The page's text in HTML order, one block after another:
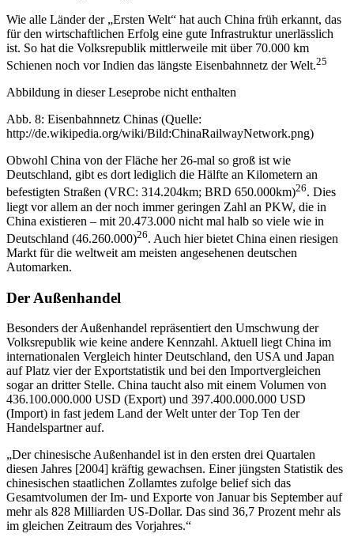
Wie alle Länder der „Ersten Welt“ hat auch China früh erkannt, das
für den wirtschaftlichen Erfolg eine gute Infrastruktur unerlässlich
ist. So hat die Volksrepublik mittlerweile mit über 70.000 km
Schienen noch vor Indien das längste Eisenbahnnetz der Welt.25
Abbildung in dieser Leseprobe nicht enthalten
Abb. 8: Eisenbahnnetz Chinas (Quelle:
http://de.wikipedia.org/wiki/Bild:ChinaRailwayNetwork.png)
Obwohl China von der Fläche her 26-mal so groß ist wie
Deutschland, gibt es dort lediglich die Hälfte an Kilometern an
befestigten Straßen (VRC: 314.204km; BRD 650.000km)26. Dies
liegt vor allem an der noch immer geringen Zahl an PKW, die in
China existieren – mit 20.473.000 nicht mal halb so viele wie in
Deutschland (46.260.000)26. Auch hier bietet China einen riesigen
Markt für die weltweit am meisten angesehenen deutschen
Automarken.
Der Außenhandel
Besonders der Außenhandel repräsentiert den Umschwung der
Volksrepublik wie keine andere Kennzahl. Aktuell liegt China im
internationalen Vergleich hinter Deutschland, den USA und Japan
auf Platz vier der Exportstatistik und bei den Importvergleichen
sogar an dritter Stelle. China taucht also mit einem Volumen von
436.100.000.000 USD (Export) und 397.400.000.000 USD
(Import) in fast jedem Land der Welt unter der Top Ten der
Handelspartner auf.
„Der chinesische Außenhandel ist in den ersten drei Quartalen
diesen Jahres [2004] kräftig gewachsen. Einer jüngsten Statistik des
chinesischen staatlichen Zollamtes zufolge belief sich das
Gesamtvolumen der Im- und Exporte von Januar bis September auf
mehr als 828 Milliarden US-Dollar. Das sind 36,7 Prozent mehr als
im gleichen Zeitraum des Vorjahres.“